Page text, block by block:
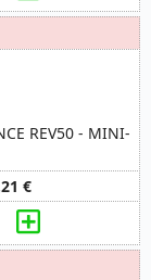
REV50 - MINI-
€